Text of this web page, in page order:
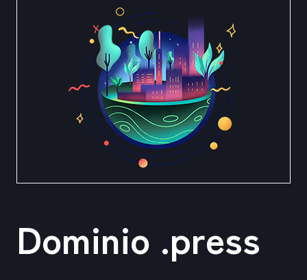
Dominio .press